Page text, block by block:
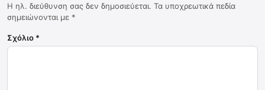
Η ηλ. διεύθυνση σας δεν δημοσιεύεται. Τα υποχρεωτικά πεδία
σημειώνονται με *
Σχόλιο *